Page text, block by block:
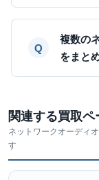
複数の
をまと
関連する買取ペ
ネットワークオーディ
す